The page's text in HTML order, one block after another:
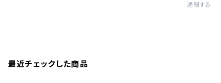
通報する
最近チェックした商品